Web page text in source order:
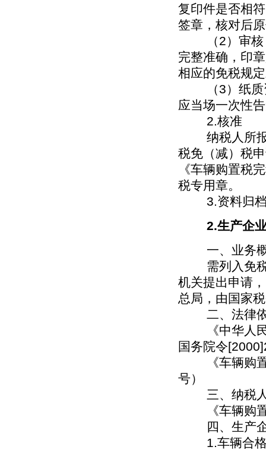
复印件是否相
签章，核对后
（2）审核《
完整准确，印
相应的免税规
（3）纸质资
应当场一次性
2.核准
纳税人所报
税免（减）税
《车辆购置税
税专用章。
3.资料归
2.生产企
一、业务
需列入免税
机关提出申请
总局，由国家
二、法律
《中华人民
国务院令
《车辆购置
号）
三、纳税人
《车辆购置
四、生产企
1.车辆合格